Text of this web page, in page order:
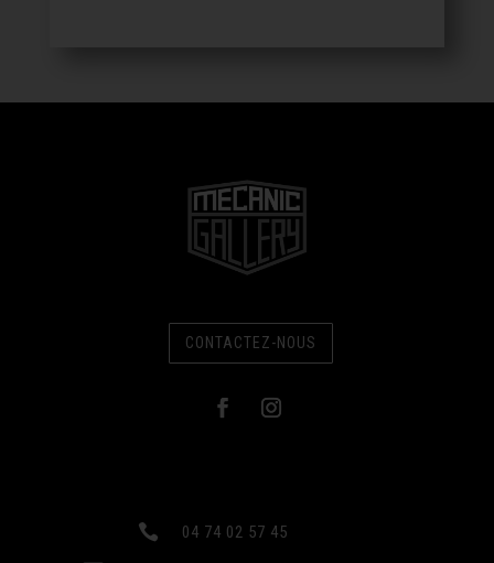
CONTACTEZ-NOUS
 04 74 02 57 45